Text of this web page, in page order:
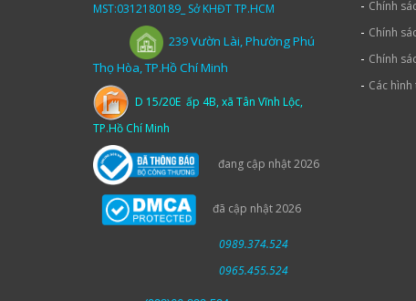
MST:0312180189_ Sở KHĐT TP.HCM
239Vườn Lài,Phường Phú
Thọ Hòa, TP.Hồ Chí Minh
D 15/20E ấp 4B, xã Tân Vĩnh Lộc,
TP.Hồ Chí Minh
đang cập nhật 2026
đã cập nhật 2026
0989.374.524
0965.455.524
- Chính
- Chính
- Chính
- Các